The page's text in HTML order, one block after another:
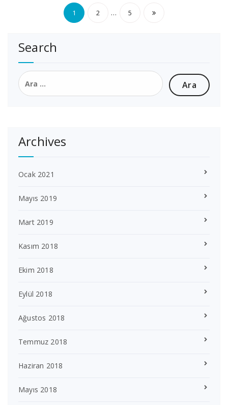
Yazı
1 2 … 5
Search
Arama:
Archives
Ocak 2021
Mayıs 2019
Mart 2019
Kasım 2018
Ekim 2018
Eylül 2018
Ağustos 2018
Temmuz 2018
Haziran 2018
Mayıs 2018